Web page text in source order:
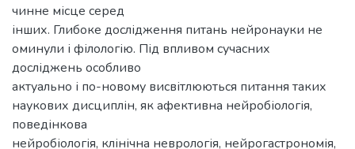
чинне місце серед
інших. Глибоке дослідження питань нейронауки не
оминули і філологію. Під впливом сучасних
досліджень особливо
актуально і по-новому висвітлюються питання таких
наукових дисциплін, як афективна нейробіологія,
поведінкова
нейробіологія, клінічна неврологія, нейрогастрономія,